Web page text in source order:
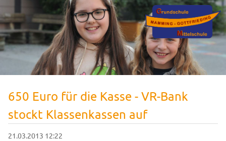
650 Euro für die Kasse - VR-Bank
stockt Klassenkassen auf
21.03.2013 12:22